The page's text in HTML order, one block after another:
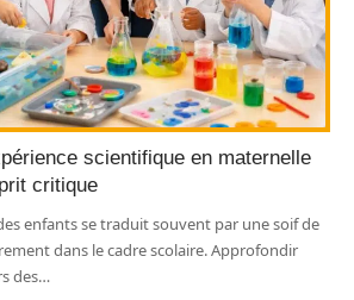
scientifique en maternelle
critique
enfants se traduit souvent par une soif de
dans le cadre scolaire. Approfondir
des…